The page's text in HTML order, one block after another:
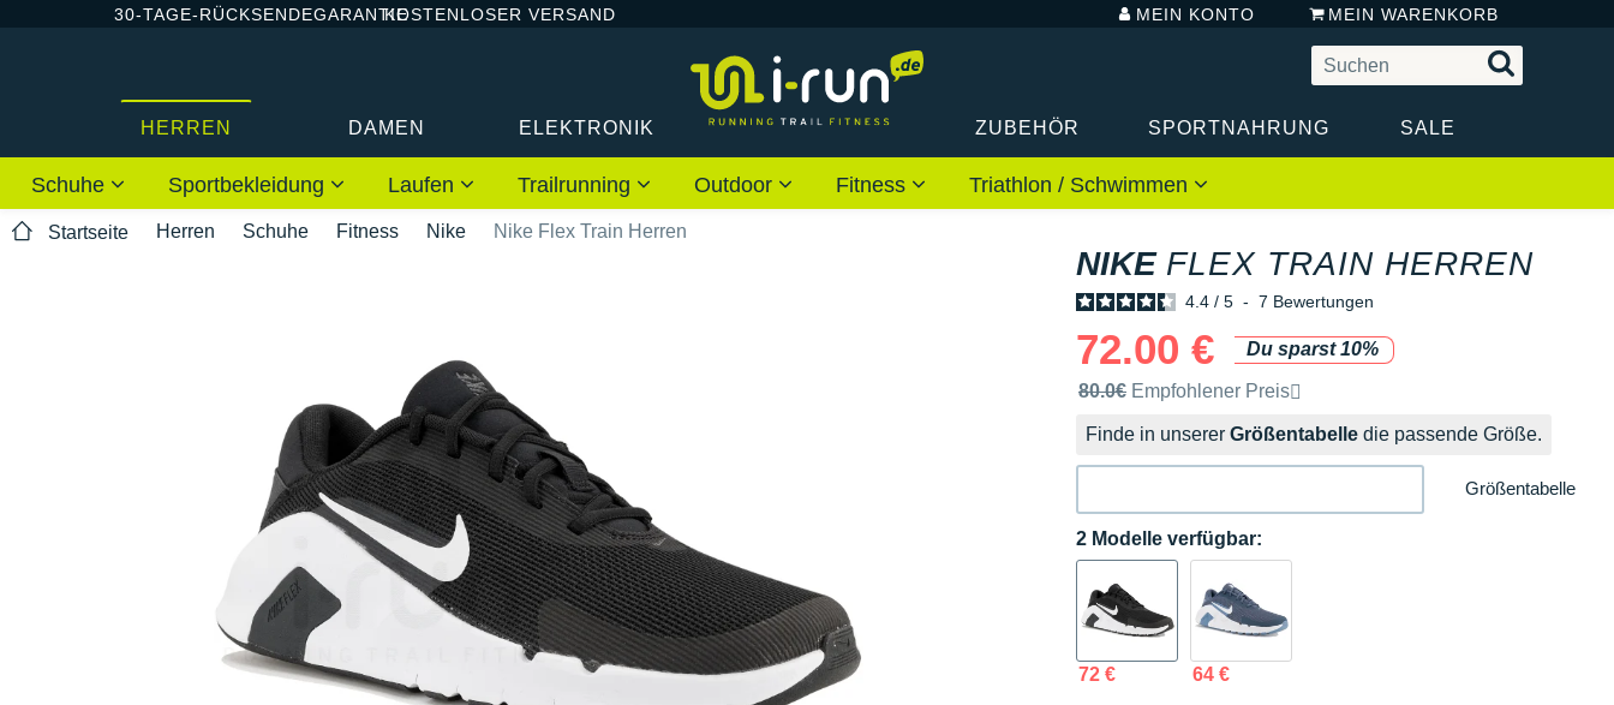
30-TAGE-RÜCKSENDEGARANTIEKOSTENLOSER VERSAND MEIN KONTO MEIN WARENKORB
HERREN DAMEN ELEKTRONIK ZUBEHÖR SPORTNAHRUNG SALE
Schuhe Sportbekleidung Laufen Trailrunning Outdoor Fitness Triathlon / Schwimmen
Startseite Herren Schuhe Fitness Nike Nike Flex Train Herren
NIKE FLEX TRAIN HERREN
4.4 / 5 - 7 Bewertungen
72.00 €
Du sparst 10%
Unverbindliche Preisempfehlung der Marke
80.0€ Empfohlener Preis
Finde in unserer Größentabelle die passende Größe.
Größentabelle
2 Modelle verfügbar:
72 € 64 €